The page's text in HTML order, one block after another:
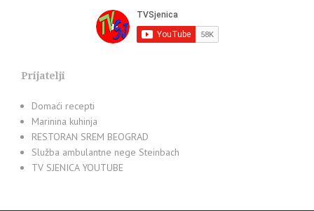
Prijatelji
Domaći recepti
Marinina kuhinja
RESTORAN SREM BEOGRAD
Služba ambulantne nege Steinbach
TV SJENICA YOUTUBE